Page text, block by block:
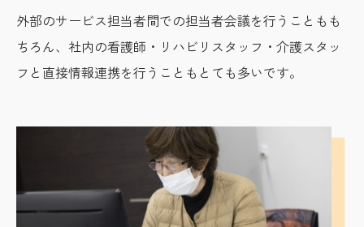
外部のサービス担当者間での担当者会議を行うこともも
ちろん、社内の看護師・リハビリスタッフ・介護スタッ
フと直接情報連携を行うこともとても多いです。